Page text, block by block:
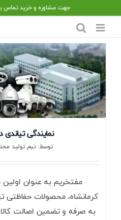
content
جهت مشاوره و خرید تماس بگیرید :
نمایندگی تیاندی
توسط: تیم تولید
مفتخریم به عنوان اولین
کرمانشاه، محصولات حفاظتی
به صرفه و تضمین اصالت